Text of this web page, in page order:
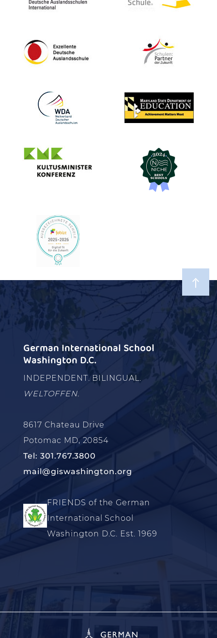
German International School
Washington D.C.
INDEPENDENT. BILINGUAL.
WELTOFFEN.
8617 Chateau Drive
Potomac MD, 20854
Tel: 301.767.3800
mail@giswashington.org
FRIENDS of the German
International School
Washington D.C. Est. 1969